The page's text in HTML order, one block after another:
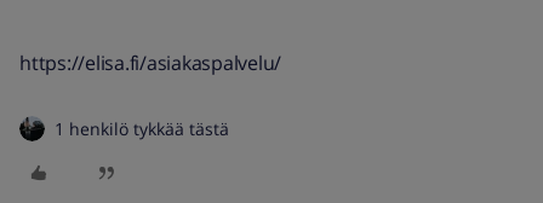
https://elisa.fi/asiakaspalvelu/
1 henkilö tykkää tästä